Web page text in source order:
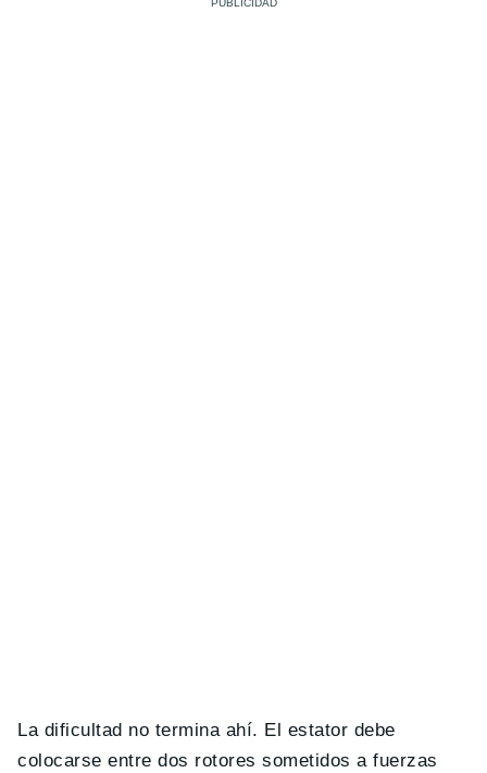
La dificultad no termina ahí. El estator debe
colocarse entre dos rotores sometidos a fuerzas